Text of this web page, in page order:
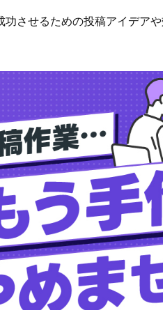
させるための投稿アイデア